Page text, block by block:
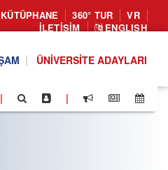
KÜTÜPHANE 360° TUR
VR
İLETIŞIM
ENGLISH
ÜNIVERSITE ADAYLARI
| |